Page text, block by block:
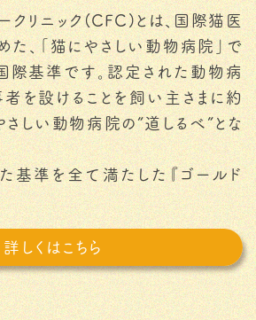
ークリニック(CFC)とは、国際猫医
、「猫にやさしい動物病院」で
際基準です。認定された動物病
を設けることを飼い主さまに約
さしい動物病院の”道しるべ”とな
基準を全て満たした『ゴールド
詳しくはこちら